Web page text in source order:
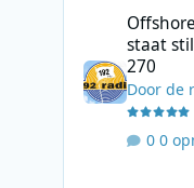
staat
270
Door de
0